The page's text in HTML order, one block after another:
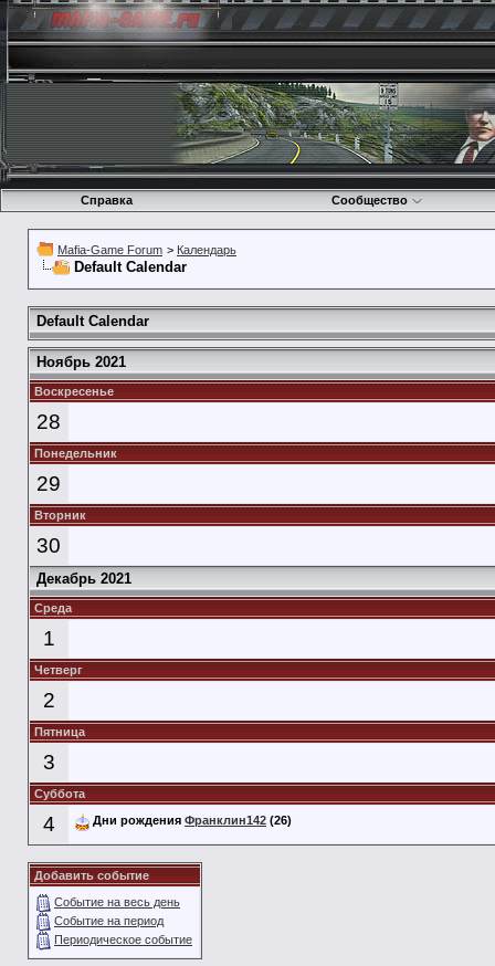
Справка Сообщество
Mafia-Game Forum > Календарь
Default Calendar
Default Calendar
Ноябрь 2021
Воскресенье
28
Понедельник
29
Вторник
30
Декабрь 2021
Среда
1
Четверг
2
Пятница
3
Суббота
4 Дни рождения Франклин142 (26)
Добавить событие
Событие на весь день
Событие на период
Периодическое событие